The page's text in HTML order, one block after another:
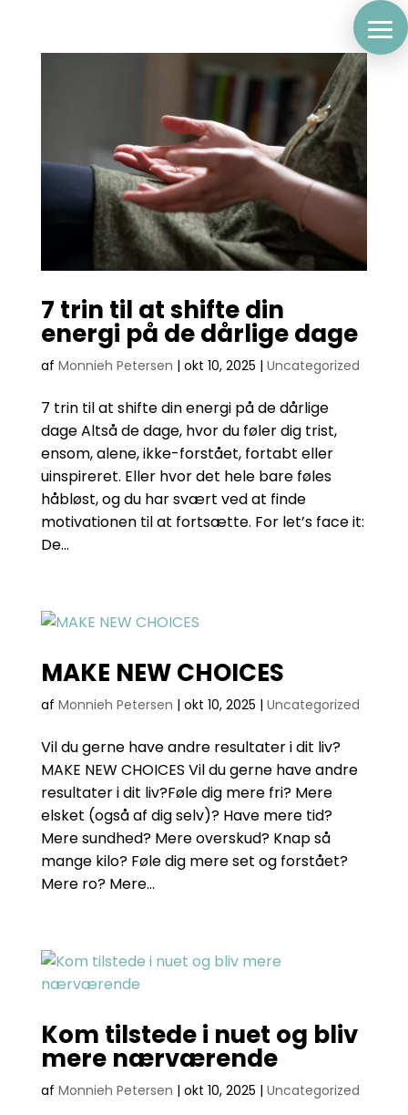
7 trin til at shifte din
energi på de dårlige dage
af Monnieh Petersen | okt 10, 2025 | Uncategorized
7 trin til at shifte din energi på de dårlige
dage Altså de dage, hvor du føler dig trist,
ensom, alene, ikke-forstået, fortabt eller
uinspireret. Eller hvor det hele bare føles
håbløst, og du har svært ved at finde
motivationen til at fortsætte. For let’s face it:
De...
MAKE NEW CHOICES
af Monnieh Petersen | okt 10, 2025 | Uncategorized
Vil du gerne have andre resultater i dit liv?
MAKE NEW CHOICES Vil du gerne have andre
resultater i dit liv?Føle dig mere fri? Mere
elsket (også af dig selv)? Have mere tid?
Mere sundhed? Mere overskud? Knap så
mange kilo? Føle dig mere set og forstået?
Mere ro? Mere...
Kom tilstede i nuet og bliv
mere nærværende
af Monnieh Petersen | okt 10, 2025 | Uncategorized